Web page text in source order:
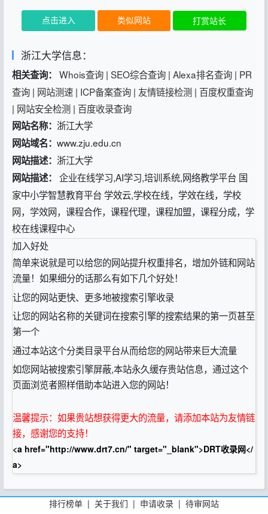
点击进入 类似网站 打赏站长
浙江大学信息：
相关查询： Whois查询 | SEO综合查询 | Alexa排名查询 | PR
查询 | 网站测速 | ICP备案查询 | 友情链接检测 | 百度权重查询
| 网站安全检测 | 百度收录查询
网站名称： 浙江大学
网站域名： www.zju.edu.cn
网站描述： 浙江大学
网站描述： 企业在线学习,AI学习,培训系统,网络教学平台 国
家中小学智慧教育平台 学效云,学校在线，学效在线，学校
网，学效网，课程合作，课程代理，课程加盟，课程分成，学
校在线课程中心
加入好处
简单来说就是可以给您的网站提升权重排名，增加外链和网站
流量！如果细分的话那么有如下几个好处！
让您的网站更快、更多地被搜索引擎收录
让您的网站名称的关键词在搜索引擎的搜索结果的第一页甚至
第一个
通过本站这个分类目录平台从而给您的网站带来巨大流量
如您网站被搜索引擎屏蔽,本站永久缓存贵站信息，通过这个
页面浏览者照样借助本站进入您的网站！
温馨提示：如果贵站想获得更大的流量，请添加本站为友情链
接，感谢您的支持！
<a href="http://www.drt7.cn/" target="_blank">DRT收录网</
a>
排行榜单 | 关于我们 | 申请收录 | 待审网站